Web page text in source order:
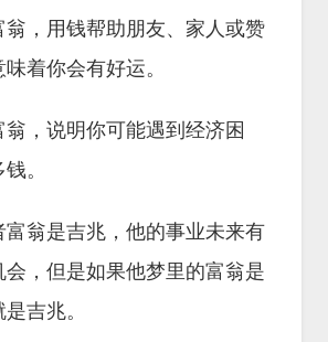
翁，用钱帮助朋友、家人或赞
着你会有好运。
，说明你可能遇到经济困
。
富翁是吉兆，他的事业未来有
，但是如果他梦里的富翁是
吉兆。